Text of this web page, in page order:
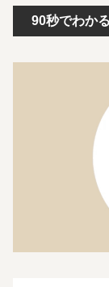
90秒でわか